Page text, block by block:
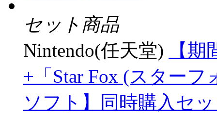
セット商品
Nintendo(任天堂)
【
+「Star Fox (スター
ソフト】同時購入セ